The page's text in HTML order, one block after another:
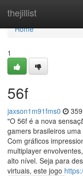
thejillist
Home
Home
1
56f
jaxson1m91fms0
"O 56f é a nova
gamers brasileiros
Com gráficos
multiplayer
alto nível. Seja para
virtuais, este jogo